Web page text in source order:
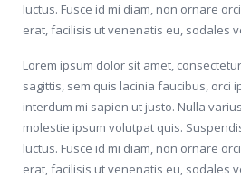
luctus. Fusce id mi diam, non ornare
erat, facilisis ut venenatis eu, sodales
Lorem ipsum dolor sit amet,
sagittis, sem quis lacinia faucibus, orci
interdum mi sapien ut justo. Nulla
molestie ipsum volutpat quis.
luctus. Fusce id mi diam, non ornare
erat, facilisis ut venenatis eu, sodales